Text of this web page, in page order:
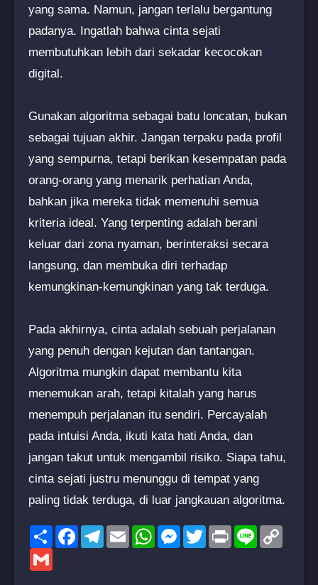
yang sama. Namun, jangan terlalu bergantung
padanya. Ingatlah bahwa cinta sejati
membutuhkan lebih dari sekadar kecocokan
digital.
Gunakan algoritma sebagai batu loncatan, bukan
sebagai tujuan akhir. Jangan terpaku pada profil
yang sempurna, tetapi berikan kesempatan pada
orang-orang yang menarik perhatian Anda,
bahkan jika mereka tidak memenuhi semua
kriteria ideal. Yang terpenting adalah berani
keluar dari zona nyaman, berinteraksi secara
langsung, dan membuka diri terhadap
kemungkinan-kemungkinan yang tak terduga.
Pada akhirnya, cinta adalah sebuah perjalanan
yang penuh dengan kejutan dan tantangan.
Algoritma mungkin dapat membantu kita
menemukan arah, tetapi kitalah yang harus
menempuh perjalanan itu sendiri. Percayalah
pada intuisi Anda, ikuti kata hati Anda, dan
jangan takut untuk mengambil risiko. Siapa tahu,
cinta sejati justru menunggu di tempat yang
paling tidak terduga, di luar jangkauan algoritma.
ShareFacebookTelegram
EmailWhatsAppMessenger
TwitterPrint Line